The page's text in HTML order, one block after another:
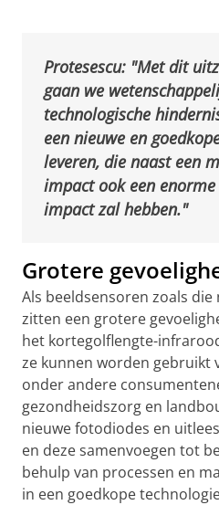
Protesescu: "Met dit
gaan we
technologische
een nieuwe en
leveren, die naast een
impact ook een
impact zal hebben."
Grotere
Als beeldsensoren zoals
zitten een grotere
het kortegolflengte-
ze kunnen worden gebruikt
onder andere
gezondheidszorg en
nieuwe fotodiodes en
en deze samenvoegen tot
behulp van processen en
in een goedkope